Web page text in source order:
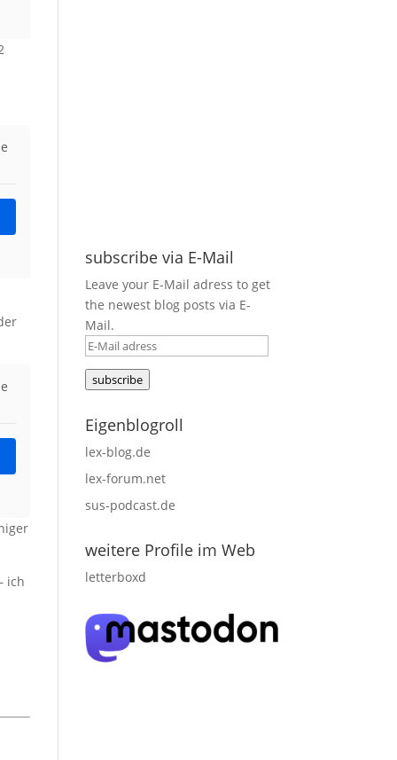
ich
subscribe via E-Mail
Leave your E-Mail adress to get
the newest blog posts via E-
Mail.
E-
Mail
adress
subscribe
Eigenblogroll
lex-blog.de
lex-forum.net
sus-podcast.de
weitere Profile im Web
letterboxd